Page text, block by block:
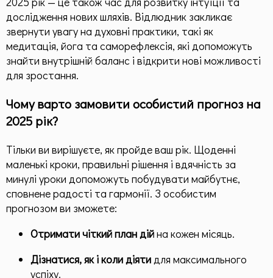
дослідження нових шляхів. Відлюдник закликає
звернути увагу на духовні практики, такі як
медитація, йога та саморефлексія, які допоможуть
знайти внутрішній баланс і відкрити нові можливості
для зростання.
Чому варто замовити особистий прогноз на
2025 рік?
Тільки ви вирішуєте, як пройде ваш рік. Щоденні
маленькі кроки, правильні рішення і вдячність за
минулі уроки допоможуть побудувати майбутнє,
сповнене радості та гармонії. З особистим
прогнозом ви зможете:
Отримати чіткий план дійна кожен місяць.
Дізнатися, як і коли діятидля максимального
успіху.